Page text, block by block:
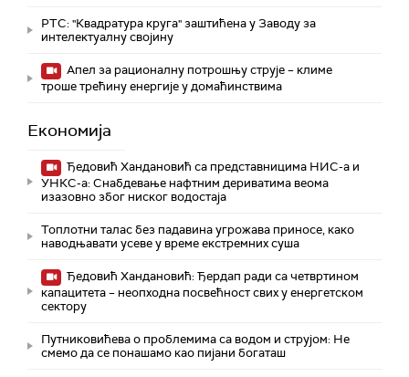
РТС: "Квадратура круга" заштићена у Заводу за
интелектуалну својину
Апел за рационалну потрошњу струје – климе
троше трећину енергије у домаћинствима
Економија
Ђедовић Хандановић са представницима НИС-а и
УНКС-а: Снабдевање нафтним дериватима веома
изазовно због ниског водостаја
Топлотни талас без падавина угрожава приносе, како
наводњавати усеве у време екстремних суша
Ђедовић Хандановић: Ђердап ради са четвртином
капацитета – неопходна посвећност свих у енергетском
сектору
Путниковићева о проблемима са водом и струјом: Не
смемо да се понашамо као пијани богаташ